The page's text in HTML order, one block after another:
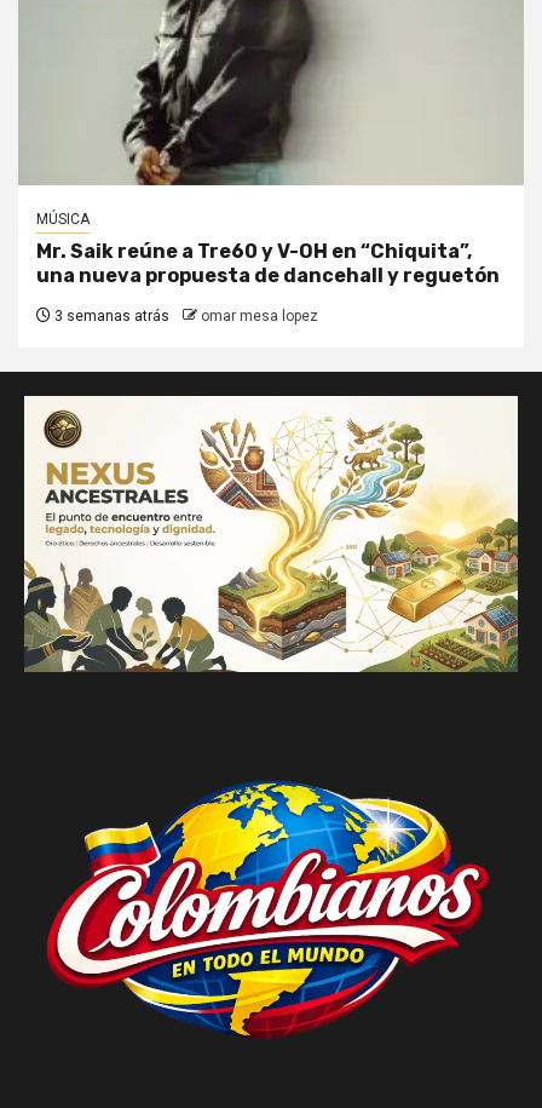
MÚSICA
Mr. Saik reúne a Tre60 y V-OH en “Chiquita”,
una nueva propuesta de dancehall y reguetón
3 semanas atrás omar mesa lopez